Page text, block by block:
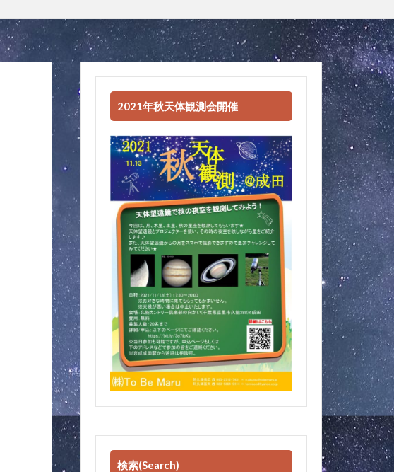
2021年秋天体観測会開催
検索(Search)